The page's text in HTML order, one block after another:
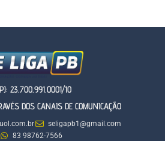
23.700.991.0001/10
DOS CANAIS DE COMUNICAÇÃO
seligapb1@gmail.com
83 98762-7566